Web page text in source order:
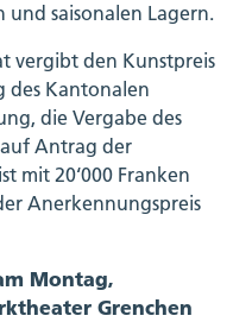
und saisonalen Lagern.
vergibt den Kunstpreis
des Kantonalen
die Vergabe des
Antrag der
mit 20‘000 Franken
Anerkennungspreis
Montag,
Grenchen